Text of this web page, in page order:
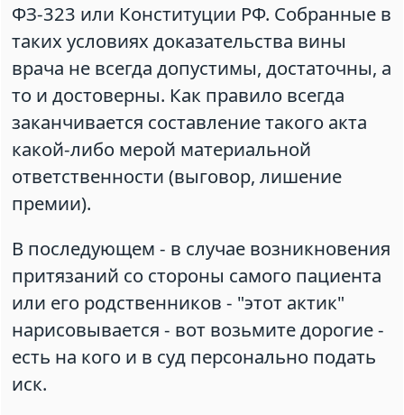
ФЗ-323 или Конституции РФ. Собранные в
таких условиях доказательства вины
врача не всегда допустимы, достаточны, а
то и достоверны. Как правило всегда
заканчивается составление такого акта
какой-либо мерой материальной
ответственности (выговор, лишение
премии).
В последующем - в случае возникновения
притязаний со стороны самого пациента
или его родственников - "этот актик"
нарисовывается - вот возьмите дорогие -
есть на кого и в суд персонально подать
иск.